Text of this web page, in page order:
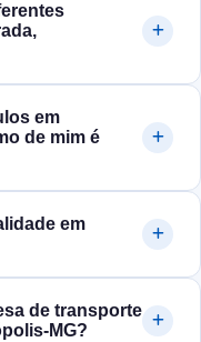
em
de mim é
em
de transporte